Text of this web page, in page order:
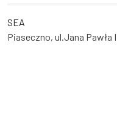
SEA
Piaseczno, ul.Jana Pawła